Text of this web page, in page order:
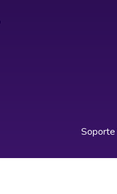
Soporte